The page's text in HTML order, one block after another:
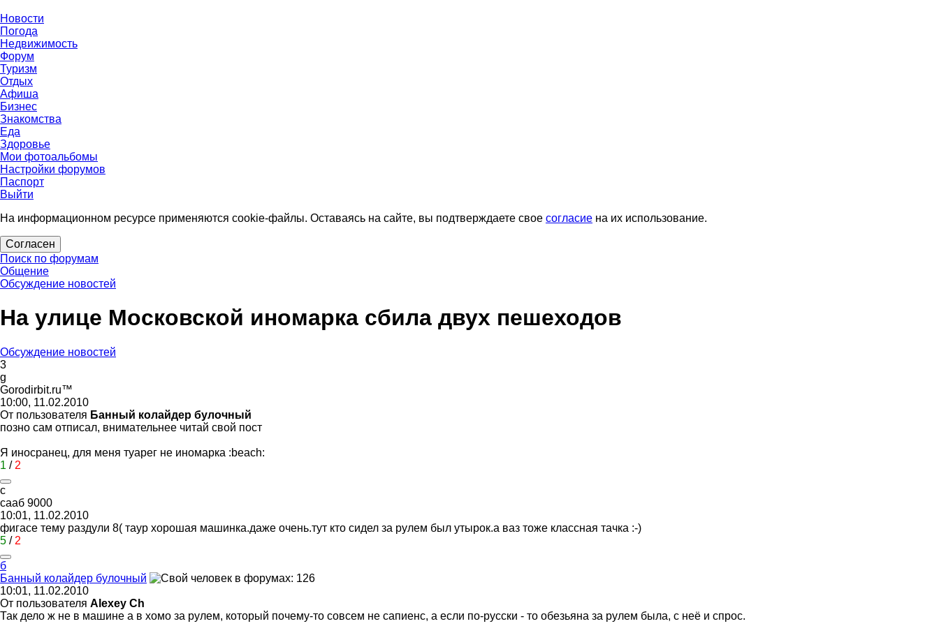
Новости
Погода
Недвижимость
Форум
Туризм
Отдых
Афиша
Бизнес
Знакомства
Еда
Здоровье
Мои фотоальбомы
Настройки форумов
Паспорт
Выйти
На информационном ресурсе применяются cookie-файлы. Оставаясь на сайте, вы подтверждаете свое согласие на их использование.
Согласен
Поиск по форумам
Общение
Обсуждение новостей
На улице Московской иномарка сбила двух пешеходов
Обсуждение новостей
3
g
Gorodirbit.ru™
10:00, 11.02.2010
От пользователя Банный колайдер булочный
позно сам отписал, внимательнее читай свой пост
Я иносранец, для меня туарег не иномарка :beach:
1 / 2
с
сааб 9000
10:01, 11.02.2010
фигасе тему раздули 8( таур хорошая машинка.даже очень.тут кто сидел за рулем был утырок.а ваз тоже классная тачка :-)
5 / 2
б
Банный колайдер булочный
10:01, 11.02.2010
От пользователя Alexey Ch
Так дело ж не в машине а в хомо за рулем, который почему-то совсем не сапиенс, а если по-русски - то обезьяна за рулем была, с неё и спрос.